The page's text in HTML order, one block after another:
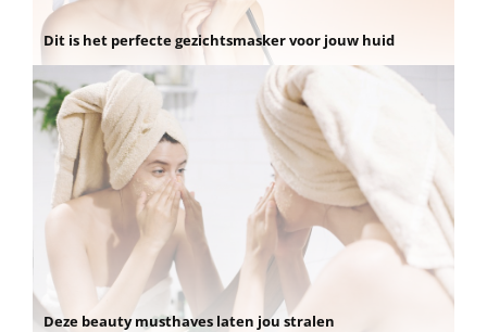
Dit is het perfecte gezichtsmasker voor jouw huid
Deze beauty musthaves laten jou stralen